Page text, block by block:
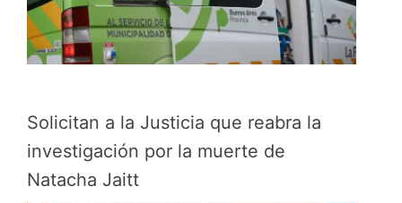
Solicitan a la Justicia que reabra la
investigación por la muerte de
Natacha Jaitt